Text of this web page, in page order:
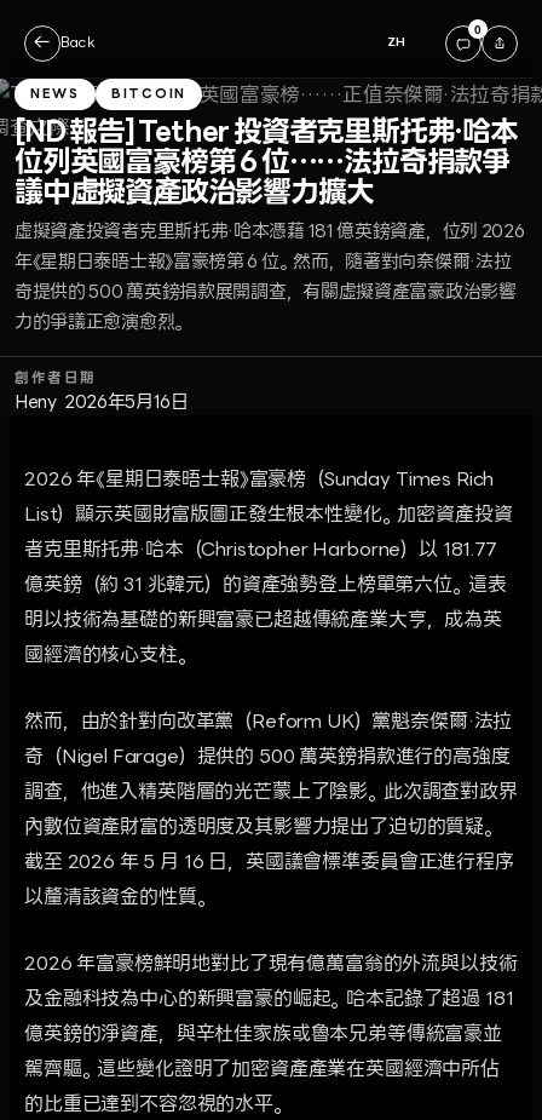
← Back ZH
0
NEWS BITCOIN
[ND 報告] Tether 投資者克里斯托弗·哈本
位列英國富豪榜第 6 位……法拉奇捐款爭
議中虛擬資產政治影響力擴大
虛擬資產投資者克里斯托弗·哈本憑藉 181 億英鎊資產，位列 2026
年《星期日泰晤士報》富豪榜第 6 位。然而，隨著對向奈傑爾·法拉
奇提供的 500 萬英鎊捐款展開調查，有關虛擬資產富豪政治影響
力的爭議正愈演愈烈。
創作者
Heny
日期
2026年5月16日
2026 年《星期日泰晤士報》富豪榜（Sunday Times Rich
List）顯示英國財富版圖正發生根本性變化。加密資產投資
者克里斯托弗·哈本（Christopher Harborne）以 181.77
億英鎊（約 31 兆韓元）的資產強勢登上榜單第六位。這表
明以技術為基礎的新興富豪已超越傳統產業大亨，成為英
國經濟的核心支柱。
然而，由於針對向改革黨（Reform UK）黨魁奈傑爾·法拉
奇（Nigel Farage）提供的 500 萬英鎊捐款進行的高強度
調查，他進入精英階層的光芒蒙上了陰影。此次調查對政界
內數位資產財富的透明度及其影響力提出了迫切的質疑。
截至 2026 年 5 月 16 日，英國議會標準委員會正進行程序
以釐清該資金的性質。
2026 年富豪榜鮮明地對比了現有億萬富翁的外流與以技術
及金融科技為中心的新興富豪的崛起。哈本記錄了超過 181
億英鎊的淨資產，與辛杜佳家族或魯本兄弟等傳統富豪並
駕齊驅。這些變化證明了加密資產產業在英國經濟中所佔
的比重已達到不容忽視的水平。